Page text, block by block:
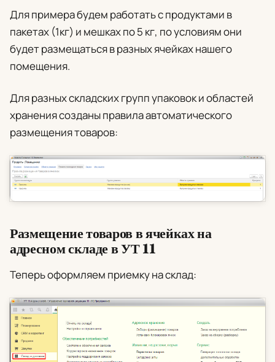
Для примера будем работать с продуктами в
пакетах (1кг) и мешках по 5 кг, по условиям они
будет размещаться в разных ячейках нашего
помещения.
Для разных складских групп упаковок и областей
хранения созданы правила автоматического
размещения товаров:
Размещение товаров в ячейках на
адресном складе в УТ 11
Теперь оформляем приемку на склад: